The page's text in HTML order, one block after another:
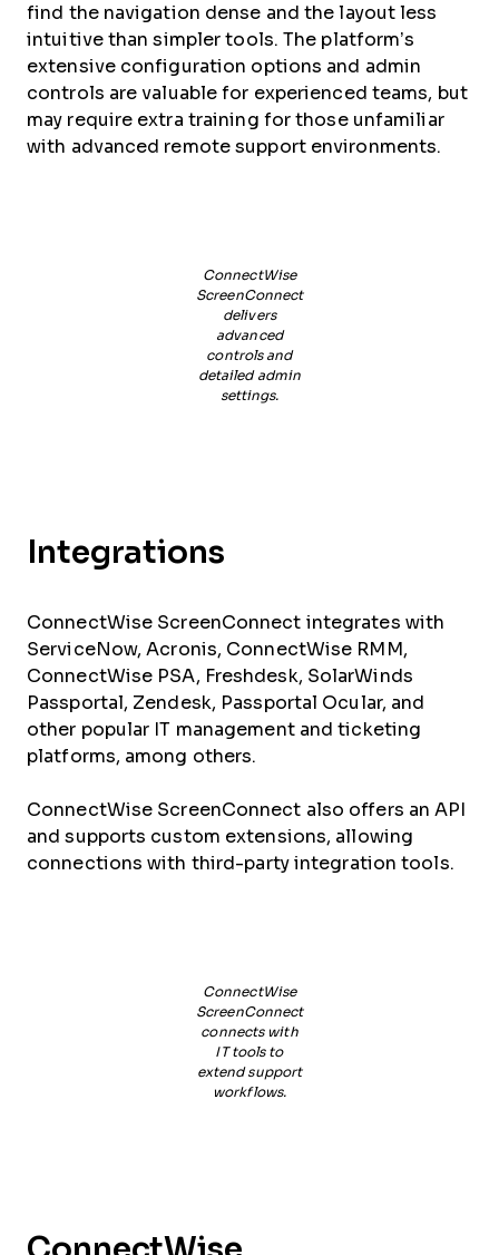
find the navigation dense and the layout less
intuitive than simpler tools. The platform’s
extensive configuration options and admin
controls are valuable for experienced teams, but
may require extra training for those unfamiliar
with advanced remote support environments.
ConnectWise
ScreenConnect
delivers
advanced
controls and
detailed admin
settings.
Integrations
ConnectWise ScreenConnect integrates with
ServiceNow, Acronis, ConnectWise RMM,
ConnectWise PSA, Freshdesk, SolarWinds
Passportal, Zendesk, Passportal Ocular, and
other popular IT management and ticketing
platforms, among others.
ConnectWise ScreenConnect also offers an API
and supports custom extensions, allowing
connections with third-party integration tools.
ConnectWise
ScreenConnect
connects with
IT tools to
extend support
workflows.